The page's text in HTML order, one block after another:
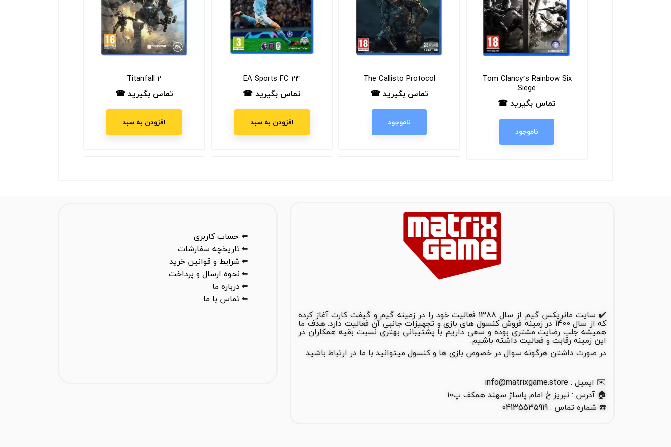
Titanfall 2
قیمت
تماس بگیرید ☎
افزودن به سبد
EA Sports FC 24
قیمت
تماس بگیرید ☎
افزودن به سبد
The Callisto Protocol
قیمت
تماس بگیرید ☎
ناموجود
Tom Clancy’s Rainbow Six
Siege
قیمت
تماس بگیرید ☎
ناموجود
✔️ سایت ماتریکس گیم از سال 1388 فعالیت خود را در زمینه گیم و گیفت کارت آغاز کرده
که از سال 1400 در زمینه فروش کنسول های بازی و تجهیزات جانبی آن فعالیت دارد. هدف ما
همیشه جلب رضایت مشتری بوده و سعی داریم با پشتیبانی بهتری نسبت بقیه همکاران در
این زمینه رقابت و فعالیت داشته باشیم.
در صورت داشتن هرگونه سوال در خصوص بازی ها و کنسول میتوانید با ما در ارتباط باشید.
✉️ ایمیل : info@matrixgame.store
🏠 آدرس : تبریز خ امام پاساژ سهند همکف پ10
☎️ شماره تماس : 04135535919
⬅️ حساب کاربری
⬅️تاریخچه سفارشات
⬅️شرایط و قوانین خرید
⬅️نحوه ارسال و پرداخت
⬅️درباره ما
⬅️تماس با ما